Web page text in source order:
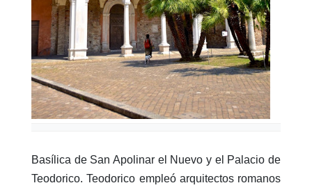
Basílica de San Apolinar el Nuevo y el Palacio de
Teodorico. Teodorico empleó arquitectos romanos